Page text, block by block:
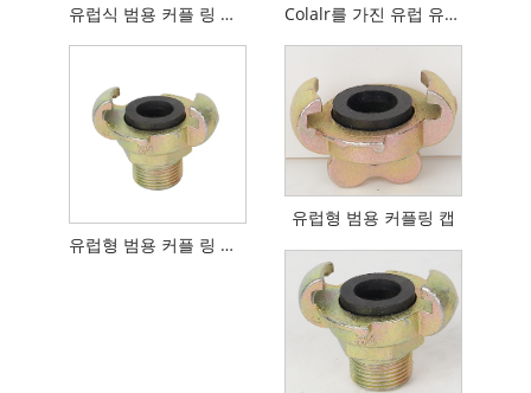
유럽식 범용 커플 링 호스 끝 Colalr를 가진 유럽 유형 보편적인 연결 호스 끝
유럽형 범용 커플 링 수나사
유럽형 범용 커플링 캡